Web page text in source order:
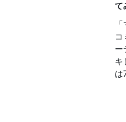
て
コ
ー
キ
は